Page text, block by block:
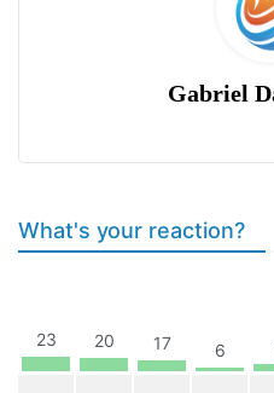
Gabriel
What's your reaction?
23 20 17 6